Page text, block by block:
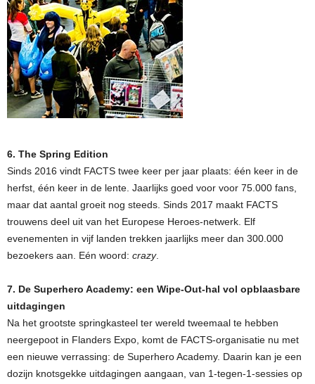
6. The Spring Edition
Sinds 2016 vindt FACTS twee keer per jaar plaats: één keer in de
herfst, één keer in de lente. Jaarlijks goed voor voor 75.000 fans,
maar dat aantal groeit nog steeds. Sinds 2017 maakt FACTS
trouwens deel uit van het Europese Heroes-netwerk. Elf
evenementen in vijf landen trekken jaarlijks meer dan 300.000
bezoekers aan. Eén woord: crazy.
7. De Superhero Academy: een Wipe-Out-hal vol opblaasbare
uitdagingen
Na het grootste springkasteel ter wereld tweemaal te hebben
neergepoot in Flanders Expo, komt de FACTS-organisatie nu met
een nieuwe verrassing: de Superhero Academy. Daarin kan je een
dozijn knotsgekke uitdagingen aangaan, van 1-tegen-1-sessies op